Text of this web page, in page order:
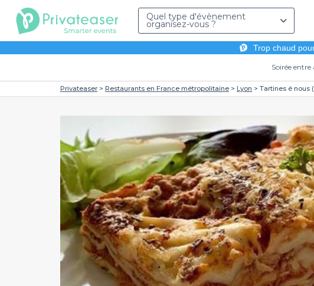
Quel type d'évènement
organisez-vous ?
Trop chaud
Soirée entre
Privateaser Restaurants en France métropolitaine Lyon Tartines é nous